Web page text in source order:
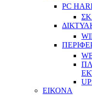
PC
ΕΙΚΟΝΑ